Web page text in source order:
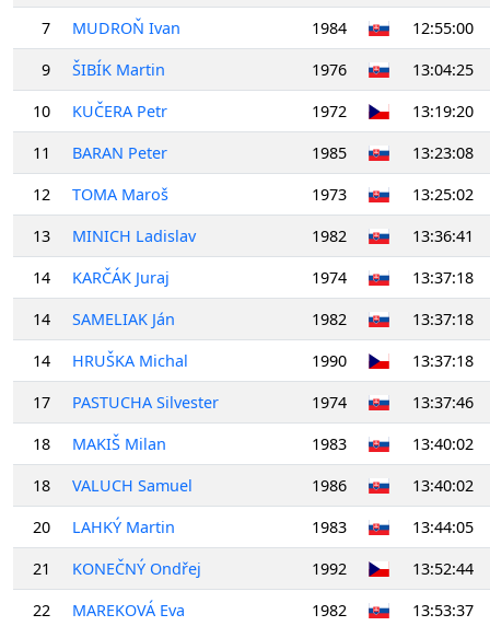
7
MUDROŇ Ivan 1984
12:55:00
9
ŠIBÍK Martin 1976
13:04:25
10
KUČERA Petr 1972
13:19:20
11
BARAN Peter 1985
13:23:08
12
TOMA Maroš 1973
13:25:02
13
MINICH Ladislav 1982
13:36:41
14
KARČÁK Juraj 1974
13:37:18
14
SAMELIAK Ján 1982
13:37:18
14
HRUŠKA Michal 1990
13:37:18
17
PASTUCHA Silvester 1974
13:37:46
18
MAKIŠ Milan 1983
13:40:02
18
VALUCH Samuel 1986
13:40:02
20
LAHKÝ Martin 1983
13:44:05
21
KONEČNÝ Ondřej 1992
13:52:44
22
MAREKOVÁ Eva 1982
13:53:37